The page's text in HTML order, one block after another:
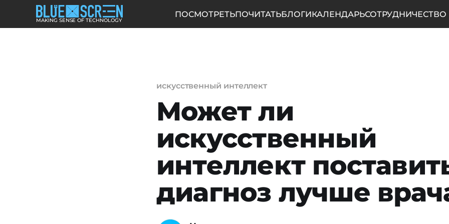
MAKING SENSE OF TECHNOLOGY
ПОСМОТРЕТЬПОЧИТАТЬБЛОГИКАЛЕНДАРЬСОТРУДНИЧЕСТВО
искусственный интеллект
Может ли
искусственный
интеллект
диагноз лучше